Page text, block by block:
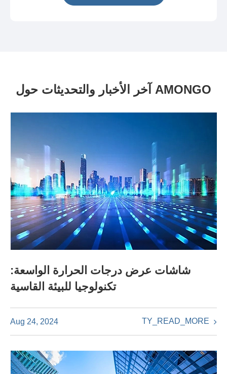
آخر الأخبار والتحديثات حول AMONGO
شاشات عرض درجات الحرارة الواسعة:
تكنولوجيا للبيئة القاسية
Aug 24, 2024 TY_READ_MORE